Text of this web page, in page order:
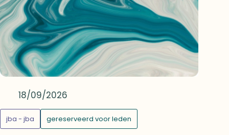
van Anita Snoy belooft deze reis
uitzonderlijke bezoeken, charmante
adressen en bijzondere ontmoetingen in
een verfijnde en warme sfeer.👉 Ontdek het
volledige programma en laat u verleiden
door deze uitzonderlijke reis:Klik hier om het
programma te bekijken" style="height:
480px;">
18/09/2026
jba - jba gereserveerd voor leden